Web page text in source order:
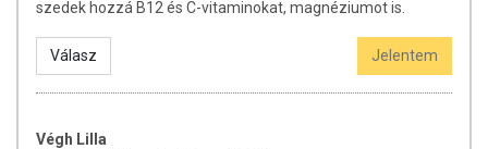
Minőségét megőrzi:Lásd a csomagoláson feltüntetett
tartandó!
Forgalmazza:
szedek hozzá B12 és C-vitaminokat, magnéziumot is.
Válasz Jelentem
Végh Lilla